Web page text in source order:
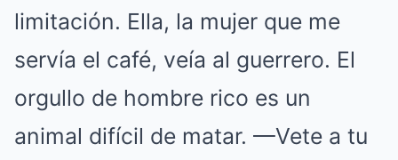
limitación. Ella, la mujer que me
servía el café, veía al guerrero. El
orgullo de hombre rico es un
animal difícil de matar. —Vete a tu